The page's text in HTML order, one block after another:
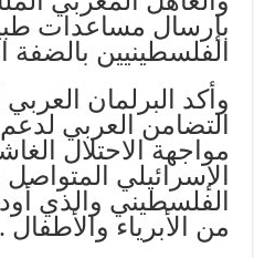
بإرسال مساعدات
الفلسطينيين
وأكد البرلمان العربي
التضامن العربي
مواجهة الاحتلال
الإسرائيلي
الفلسطيني والذي
من الأبرياء والأطفال .